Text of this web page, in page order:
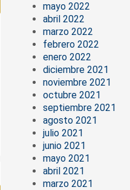
mayo 2022
abril 2022
marzo 2022
febrero 2022
enero 2022
diciembre 2021
noviembre 2021
octubre 2021
septiembre 2021
agosto 2021
julio 2021
junio 2021
mayo 2021
abril 2021
marzo 2021